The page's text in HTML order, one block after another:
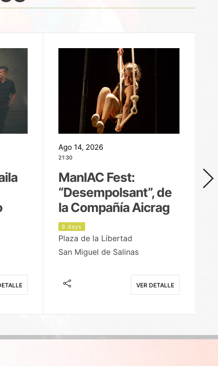
Ago 14, 2026
21:30
ManIAC Fest:
“Desempolsant”, de
la Compañía Aicrag
8 days
Plaza de la Libertad
San Miguel de Salinas
VER DETALLE